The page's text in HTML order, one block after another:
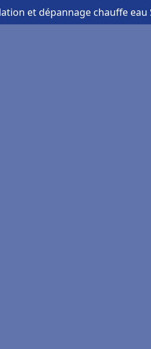
et dépannage chauffe eau